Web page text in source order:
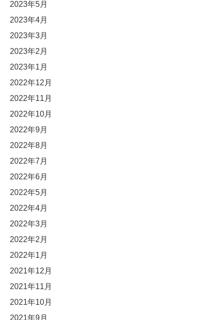
2023年5月
2023年4月
2023年3月
2023年2月
2023年1月
2022年12月
2022年11月
2022年10月
2022年9月
2022年8月
2022年7月
2022年6月
2022年5月
2022年4月
2022年3月
2022年2月
2022年1月
2021年12月
2021年11月
2021年10月
2021年9月